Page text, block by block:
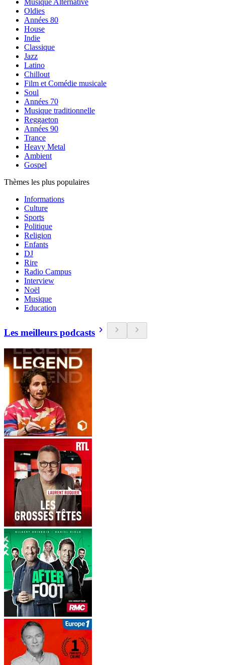
Musique Alternative
Oldies
Années 80
House
Indie
Classique
Jazz
Latino
Chillout
Film et Comédie musicale
Soul
Années 70
Musique traditionnelle
Reggaeton
Années 90
Trance
Heavy Metal
Ambient
Gospel
Thèmes les plus populaires
Informations
Culture
Sports
Politique
Religion
Enfants
DJ
Rire
Radio Campus
Interview
Noël
Musique
Education
Les meilleurs podcasts